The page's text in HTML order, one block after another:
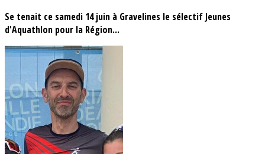
Se tenait ce samedi 14 juin à Gravelines le sélectif Jeunes
d'Aquathlon pour la Région...